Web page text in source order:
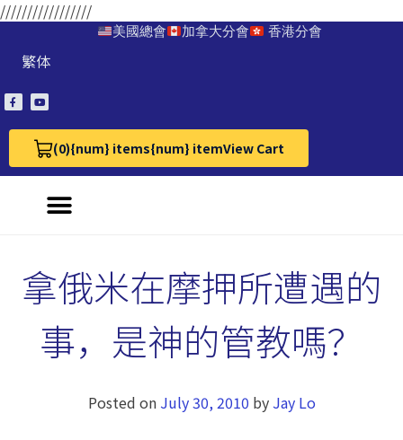
/////////////////
美國總會 加拿大分會 香港分會
繁体
(0)
View Cart 0{num} items{num} itemView Cart
拿俄米在摩押所遭遇的
事，是神的管教嗎？
Posted on July 30, 2010 by Jay Lo